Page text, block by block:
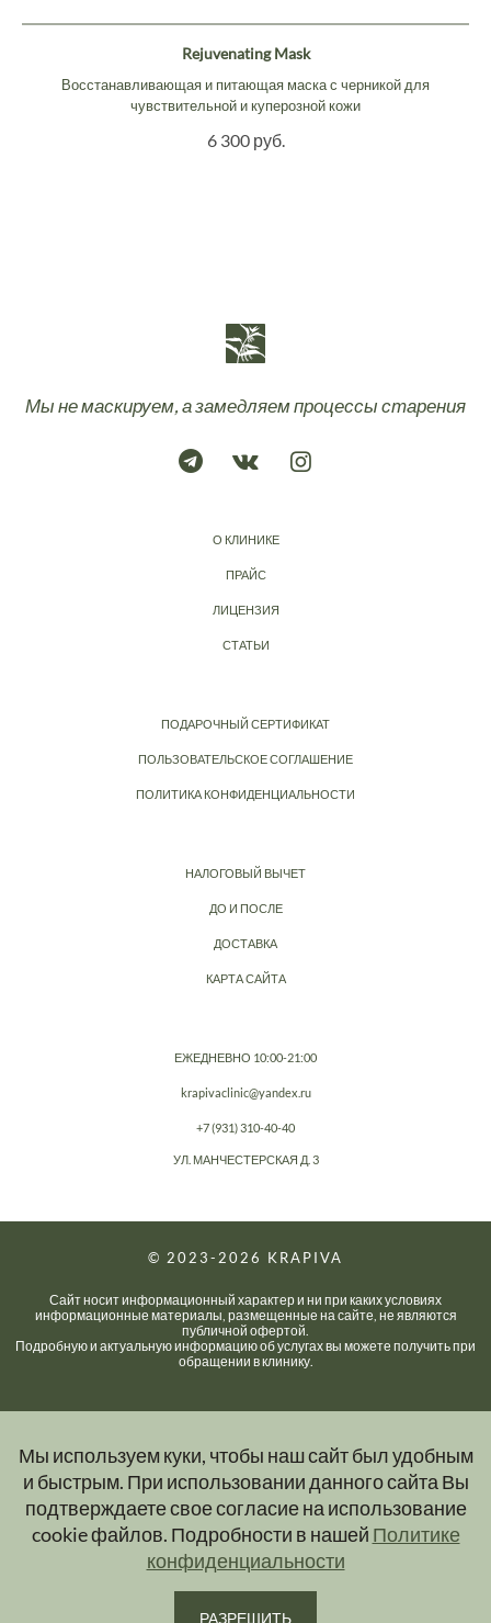
Мы используем куки, чтобы наш сайт был удобным
и быстрым. При использовании данного сайта Вы
подтверждаете свое согласие на использование
cookie файлов. Подробности в нашей Политике
конфиденциальности
РАЗРЕШИТЬ
Rejuvenating Mask
Восстанавливающая и питающая маска с черникой для
чувствительной и куперозной кожи
6 300 руб.
Мы не маскируем, а замедляем процессы старения
О КЛИНИКЕ
ПРАЙС
ЛИЦЕНЗИЯ
СТАТЬИ
ПОДАРОЧНЫЙ СЕРТИФИКАТ
ПОЛЬЗОВАТЕЛЬСКОЕ СОГЛАШЕНИЕ
ПОЛИТИКА КОНФИДЕНЦИАЛЬНОСТИ
НАЛОГОВЫЙ ВЫЧЕТ
ДО И ПОСЛЕ
ДОСТАВКА
КАРТА САЙТА
ЕЖЕДНЕВНО 10:00-21:00
krapivaclinic@yandex.ru
+7 (931) 310-40-40
УЛ. МАНЧЕСТЕРСКАЯ Д. 3
© 2023-2026 KRAPIVA
Сайт носит информационный характер и ни при каких условиях
информационные материалы, размещенные на сайте, не являются
публичной офертой.
Подробную и актуальную информацию об услугах вы можете получить при
обращении в клинику.